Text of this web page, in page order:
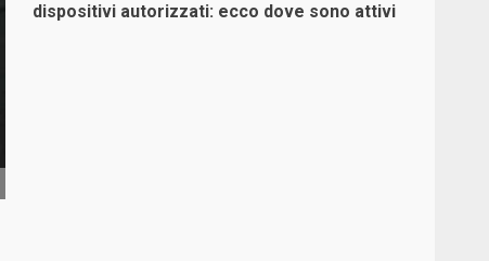
dispositivi autorizzati: ecco dove sono attivi